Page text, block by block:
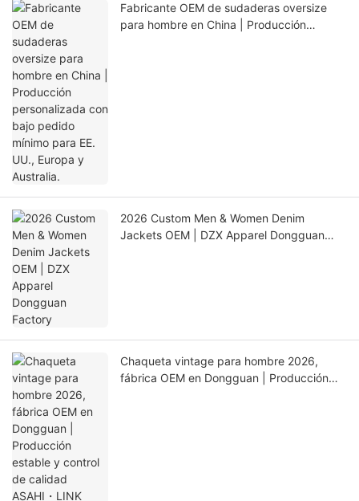
Fabricante OEM de sudaderas oversize
para hombre en China | Producción
2026 Custom Men & Women Denim
Jackets OEM | DZX Apparel Dongguan
Chaqueta vintage para hombre 2026,
fábrica OEM en Dongguan | Producción